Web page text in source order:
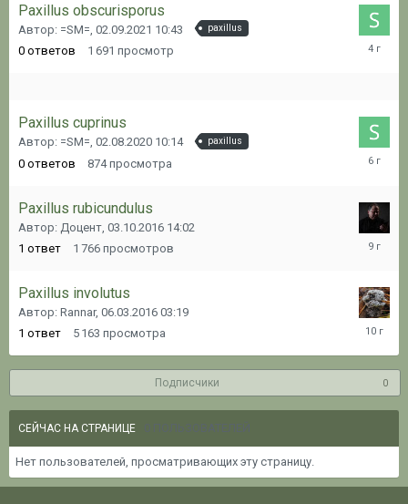
Paxillus obscurisporus
Автор: =SM=, 02.09.2021 10:43 paxillus
0 ответов 1 691 просмотр
Paxillus cuprinus
Автор: =SM=, 02.08.2020 10:14 paxillus
0 ответов 874 просмотра
Paxillus rubicundulus
Автор: Доцент, 03.10.2016 14:02
1 ответ 1 766 просмотров
Paxillus involutus
Автор: Rannar, 06.03.2016 03:19
1 ответ 5 163 просмотра
Подписчики 0
СЕЙЧАС НА СТРАНИЦЕ 0 ПОЛЬЗОВАТЕЛЕЙ
Нет пользователей, просматривающих эту страницу.